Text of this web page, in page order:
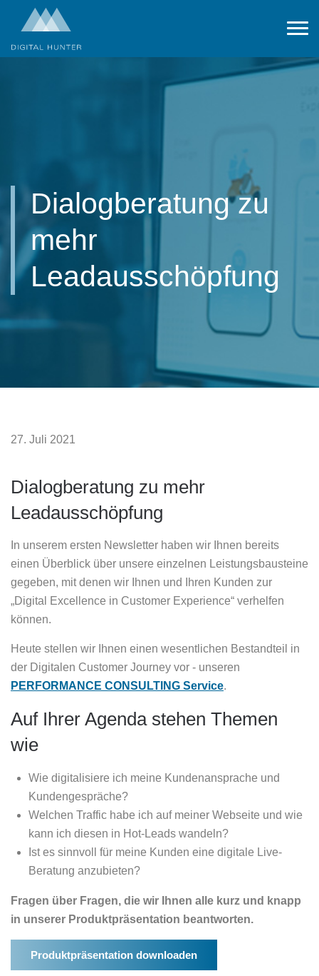
Dialogberatung zu
mehr
Leadausschöpfung
27. Juli 2021
Dialogberatung zu mehr
Leadausschöpfung
In unserem ersten Newsletter haben wir Ihnen bereits
einen Überblick über unsere einzelnen Leistungsbausteine
gegeben, mit denen wir Ihnen und Ihren Kunden zur
„Digital Excellence in Customer Experience“ verhelfen
können.
Heute stellen wir Ihnen einen wesentlichen Bestandteil in
der Digitalen Customer Journey vor - unseren
PERFORMANCE CONSULTING Service.
Auf Ihrer Agenda stehen Themen
wie
Wie digitalisiere ich meine Kundenansprache und
Kundengespräche?
Welchen Traffic habe ich auf meiner Webseite und wie
kann ich diesen in Hot-Leads wandeln?
Ist es sinnvoll für meine Kunden eine digitale Live-
Beratung anzubieten?
Fragen über Fragen, die wir Ihnen alle kurz und knapp
in unserer Produktpräsentation beantworten.
Produktpräsentation downloaden